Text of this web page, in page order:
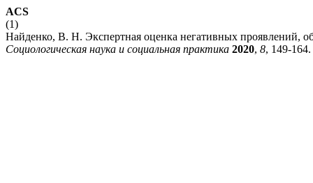
ACS
(1)
Найденко, В. Н. Экспертная оценка негативных проявлений,
Социологическая наука и социальная практика 2020, 8, 149-164.